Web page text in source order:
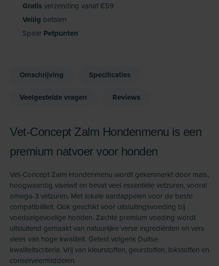
Gratisverzending vanaf €59
Veilig betalen
Spaar Petpunten
Omschrijving Specificaties
Veelgestelde vragen Reviews
Vet-Concept Zalm Hondenmenu is een
premium natvoer voor honden
Vet-Concept Zalm Hondenmenu wordt gekenmerkt door mals,
hoogwaardig viseiwit en bevat veel essentiële vetzuren, vooral
omega-3 vetzuren. Met lokale aardappelen voor de beste
compatibiliteit. Ook geschikt voor uitsluitingsvoeding bij
voedselgevoelige honden. Zachte premium voeding wordt
uitsluitend gemaakt van natuurlijke verse ingrediënten en vers
vlees van hoge kwaliteit. Getest volgens Duitse
kwaliteitscriteria. Vrij van kleurstoffen, geurstoffen, lokstoffen en
conserveermiddelen.